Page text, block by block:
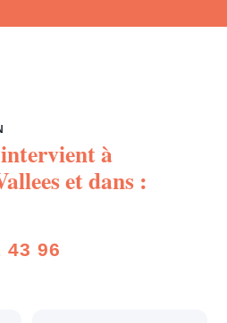
à
et dans :
43 96